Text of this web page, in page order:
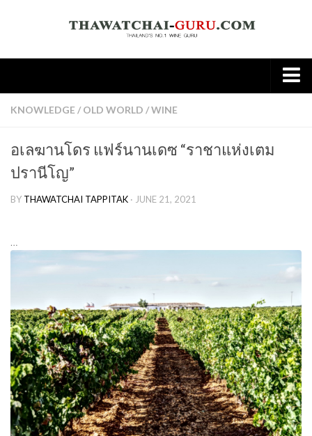
Home
Wine
Old World
New world
Tasting Note
Beer
Cocktail
Travel & Tasted
Food
News
KNOWLEDGE / OLD WORLD /WINE
อเลฆานโดร แฟร์นานเดซ “ราชาแห่งเตม
ปรานีโญ”
BY THAWATCHAI TAPPITAK · JUNE 21, 2021
…